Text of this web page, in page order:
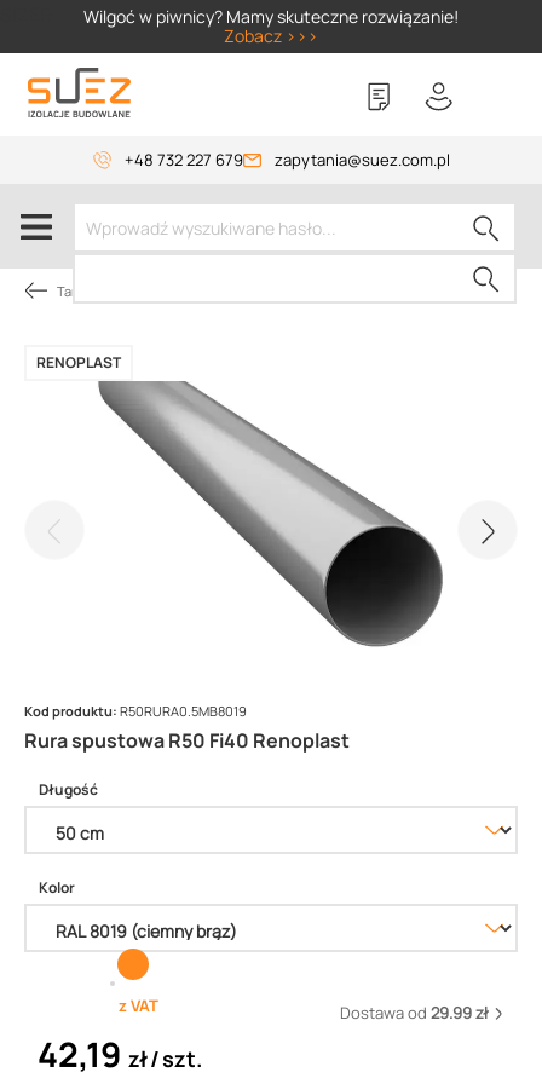
Wilgoć w piwnicy? Mamy skuteczne rozwiązanie!
Zobacz >>>
+48 732 227 679 zapytania@suez.com.pl
Tarasy i balkony
Rura spustowa R50 Fi40 Renoplast
RENOPLAST
Kod produktu: R50RURA0.5MB8019
Długość
Kolor
z VAT Dostawa od 29.99 zł
42,19 zł szt.